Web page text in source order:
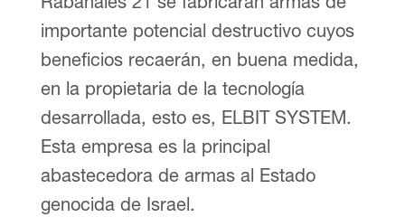
importante potencial destructivo cuyos
beneficios recaerán, en buena medida,
en la propietaria de la tecnología
desarrollada, esto es, ELBIT SYSTEM.
Esta empresa es la principal
abastecedora de armas al Estado
genocida de Israel.